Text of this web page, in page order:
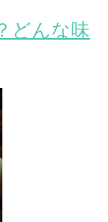
どんな味